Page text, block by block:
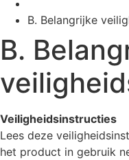
B. Belangrijke
B.
Veiligheidsinstructies
Lees deze
het product in gebruik